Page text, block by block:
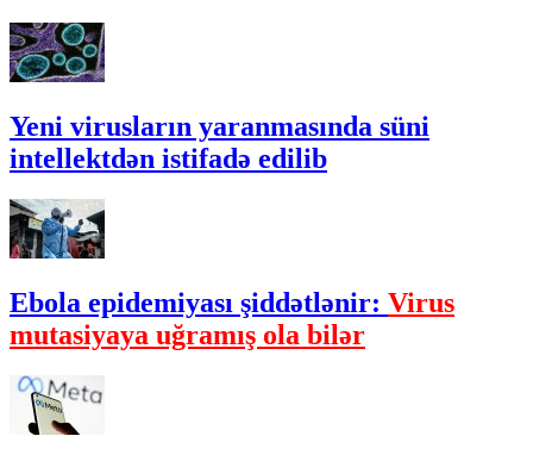
Yeni virusların yaranmasında süni
intellektdən istifadə edilib
Ebola epidemiyası şiddətlənir: Virus
mutasiyaya uğramış ola bilər